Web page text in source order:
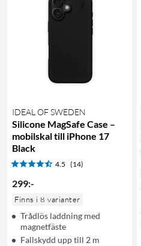
IDEAL OF SWEDEN
Silicone MagSafe Case –
mobilskal till iPhone 17
Black
4.5 (14)
299:-
Finns i 8 varianter
Trådlös laddning med
magnetfäste
Fallskydd upp till 2 m